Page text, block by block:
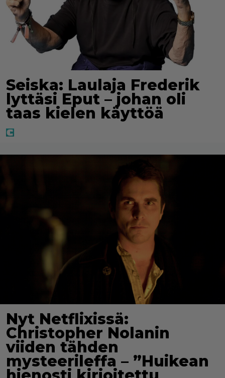
Seiska: Laulaja Frederik
lyttäsi Eput – johan oli
taas kielen käyttöä
Nyt Netflixissä:
Christopher Nolanin
viiden tähden
mysteerileffa – ”Huikean